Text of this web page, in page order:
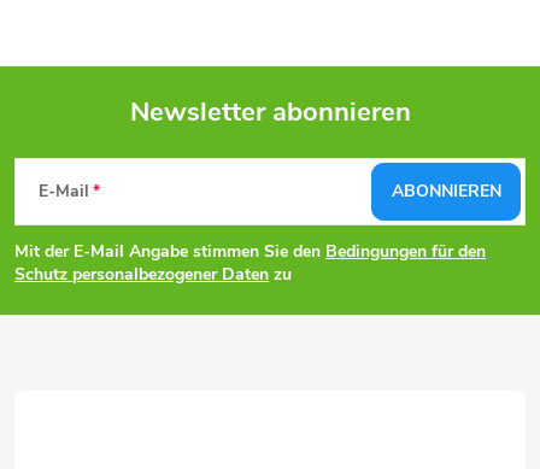
F
u
ß
Newsletter abonnieren
E-Mail
Mit der E-Mail Angabe stimmen Sie den Bedingungen für den
Schutz personalbezogener Daten zu
ABONNIEREN